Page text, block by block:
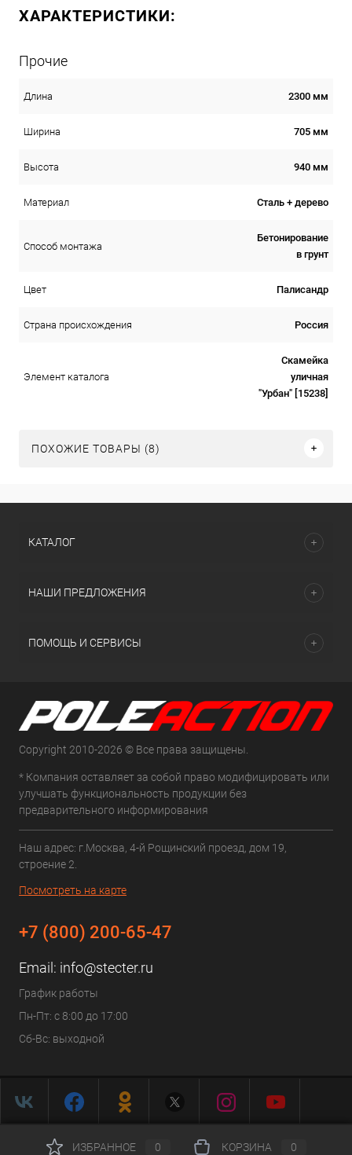
ХАРАКТЕРИСТИКИ:
Прочие
Длина 2300 мм
Ширина 705 мм
Высота 940 мм
Материал Сталь + дерево
Способ монтажа
Бетонирование
в грунт
Цвет Палисандр
Страна происхождения Россия
Элемент каталога
Скамейка
уличная
"Урбан" [15238]
ПОХОЖИЕ ТОВАРЫ (8)
КАТАЛОГ
НАШИ ПРЕДЛОЖЕНИЯ
ПОМОЩЬ И СЕРВИСЫ
Copyright 2010-2026 © Все права защищены.
* Компания оставляет за собой право модифицировать или
улучшать функциональность продукции без
предварительного информирования
Наш адрес: г.Москва, 4-й Рощинский проезд, дом 19,
строение 2.
Посмотреть на карте
+7 (800) 200-65-47
Email: info@stecter.ru
График работы
Пн-Пт: с 8:00 до 17:00
Сб-Вс: выходной
ИЗБРАННОЕ 0 КОРЗИНА 0